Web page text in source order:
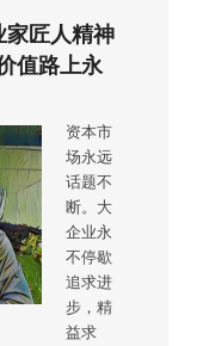
匠人精神
值路上永
资本市
场永远
话题不
断。大
企业永
不停歇
追求进
步，精
益求